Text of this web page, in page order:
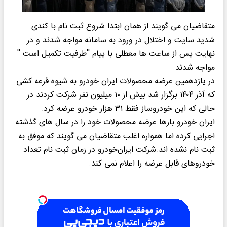
متقاضیان می گویند از همان ابتدا شروع ثبت نام با کندی
شدید سایت و اختلال در ورود به سامانه مواجه شدند و‌ در
نهایت پس از ساعت ها معطلی با پیام ''ظرفیت تکمیل است ''
مواجه شدند.
در یازدهمین عرضه محصولات ایران خودرو به شیوه قرعه کشی
که آذر ۱۴۰۴ برگزار شد بیش از ۱۰ میلیون نفر شرکت کردند در
حالی که این خودروساز فقط ۳۱ هزار خودرو عرضه کرد.‌
ایران خودرو بارها عرضه محصولات خود را در سال های گذشته
اجرایی کرده اما همواره اغلب متقاضیان می گویند که موفق به
ثبت نام نشده اند.شرکت ایران‌خودرو در زمان ثبت نام تعداد
خودروهای قابل عرضه را اعلام نمی کند.